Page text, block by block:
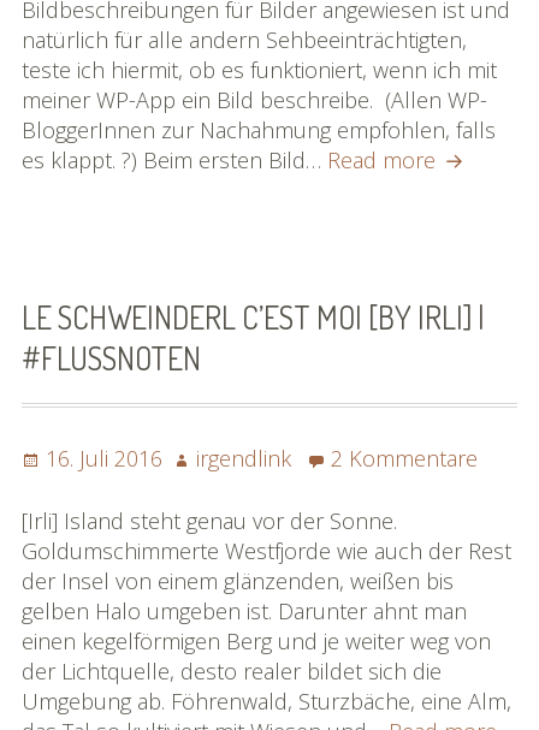
Bildbeschreibungen für Bilder angewiesen ist und
natürlich für alle andern Sehbeeinträchtigten,
teste ich hiermit, ob es funktioniert, wenn ich mit
meiner WP-App ein Bild beschreibe. (Allen WP-
BloggerInnen zur Nachahmung empfohlen, falls
es klappt. ?) Beim ersten Bild… Read more
LE SCHWEINDERL C’EST MOI [BY IRLI] |
#FLUSSNOTEN
Posted
16. Juli 2016 Author
irgendlink 2 Kommentarezu
c’est
Irli]
[Irli] Island steht genau vor der Sonne.
Goldumschimmerte Westfjorde wie auch der Rest
der Insel von einem glänzenden, weißen bis
gelben Halo umgeben ist. Darunter ahnt man
einen kegelförmigen Berg und je weiter weg von
der Lichtquelle, desto realer bildet sich die
Umgebung ab. Föhrenwald, Sturzbäche, eine Alm,